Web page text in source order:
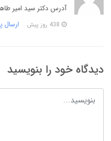
آدرس دکتر سید امیر
ارسال
دیدگاه خود را بنویسید